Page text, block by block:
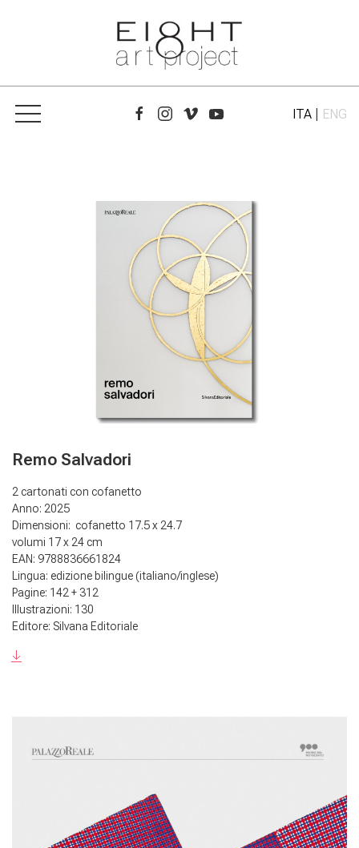
ITA ENG
Remo Salvadori
2 cartonati con cofanetto
Anno: 2025
Dimensioni: cofanetto 17.5 x 24.7
volumi 17 x 24 cm
EAN: 9788836661824
Lingua: edizione bilingue (italiano/inglese)
Pagine: 142 + 312
Illustrazioni: 130
Editore: Silvana Editoriale